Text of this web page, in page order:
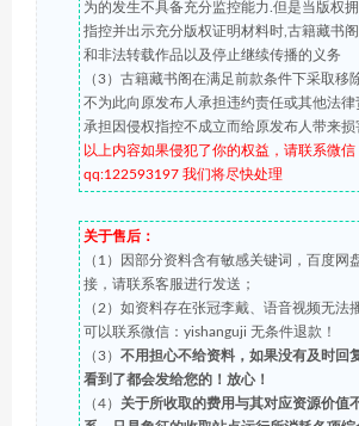
为的发生不具备充分监控能力.但是当版权
指控并出示充分版权证明材料时,古籍藏书
和非法转载作品以及停止继续传播的义务
（3）古籍藏书阁在满足前款条件下采取移
不为此向原发布人承担违约责任或其他法律
承担因侵权指控不成立而给原发布人带来损
以上内容如果侵犯了你的权益，请联系微信
qq:122593197 我们将尽快处理
关于售后：
（1）因部分资料含有敏感关键词，百度网
接，请联系客服进行发送；
（2）如资料存在张冠李戴、语音视频无法
可以联系微信：yishanguji 无条件退款！
（3） 不用担心不给资料，如果没有及时回
看到了都会发给您的！放心！
（4） 关于所收取的费用与其对应资源价值